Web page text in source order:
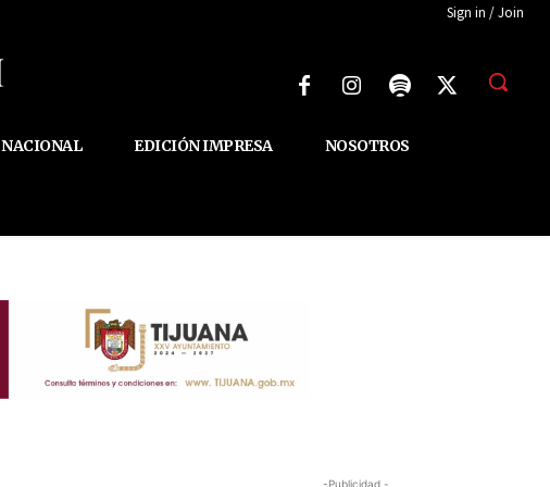
Sign in / Join
NACIONAL EDICIÓN IMPRESA NOSOTROS
-Publicidad -